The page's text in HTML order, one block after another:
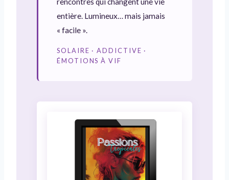
entière. Lumineux… mais jamais
« facile ».
SOLAIRE · ADDICTIVE ·
ÉMOTIONS À VIF